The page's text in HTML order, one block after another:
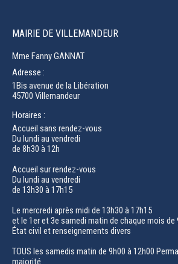
MAIRIE DE VILLEMANDEUR
Mme Fanny GANNAT
Adresse :
1Bis avenue de la Libération
45700 Villemandeur
Horaires :
Accueil sans rendez-vous
Du lundi au vendredi
de 8h30 à 12h
Accueil sur rendez-vous
Du lundi au vendredi
de 13h30 à 17h15
Le mercredi après midi de 13h30 à 17h15
et le 1er et 3e samedi matin de chaque mois de
État civil et renseignements divers
TOUS les samedis matin de 9h00 à 12h00
majorité.